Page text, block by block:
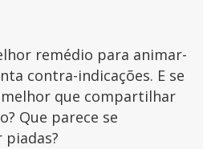
remédio para animar-
contra-indicações. E se
que compartilhar
Que parece se
piadas?